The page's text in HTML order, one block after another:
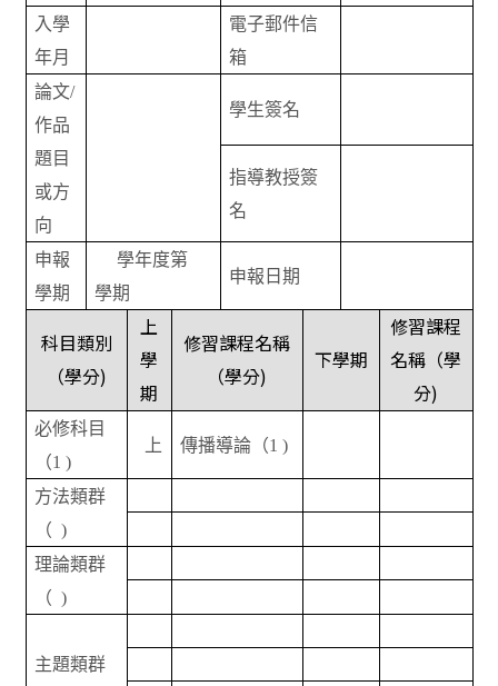
入學
年月
電子郵件信
箱
論文/
作品
題目
或方
向
學生簽名
指導教授簽
名
申報
學期
學年度第
學期
申報日期
科目類別
（學分)
上
學
期
修習課程名稱
（學分)
下學期
修習課程
名稱（學
分)
必修科目
（1 )
上 傳播導論（1 )
方法類群
（ )
理論類群
（ )
主題類群